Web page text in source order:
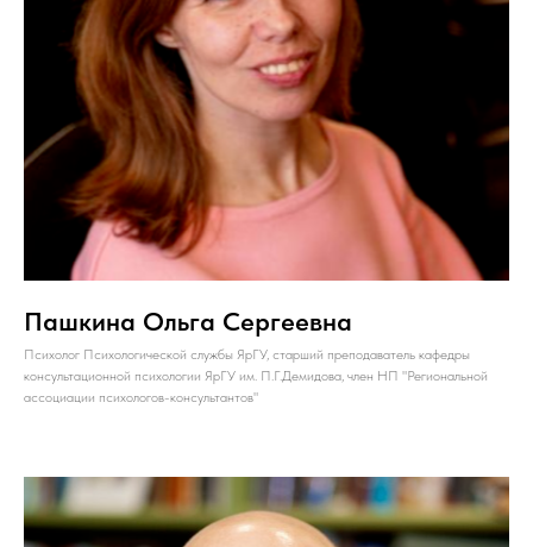
Пашкина Ольга Сергеевна
Психолог Психологической службы ЯрГУ, старший преподаватель кафедры
консультационной психологии ЯрГУ им. П.Г.Демидова, член НП "Региональной
ассоциации психологов-консультантов"